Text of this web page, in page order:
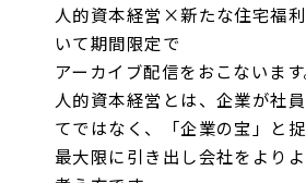
人的資本経営×新たな住宅福
いて期間限定で
アーカイブ配信をおこないます
人的資本経営とは、企業が社
てではなく、「企業の宝」と
最大限に引き出し会社をより